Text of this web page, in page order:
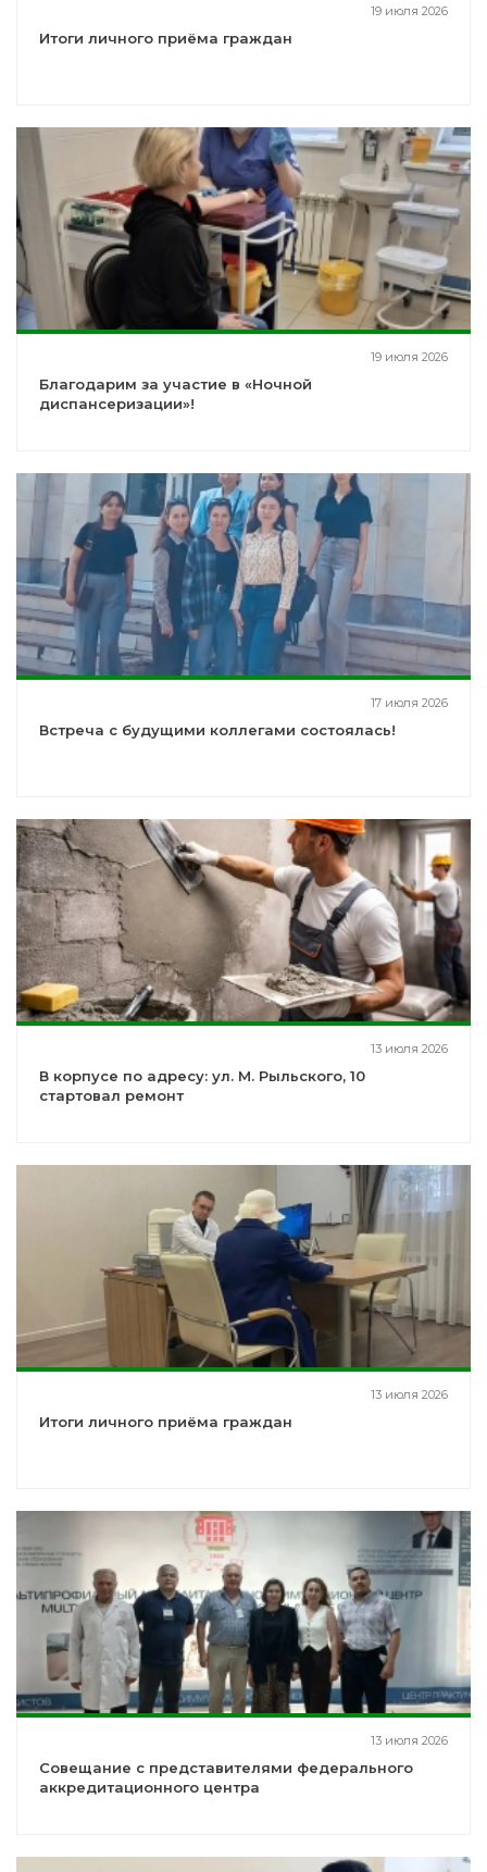
19 июля 2026
Итоги личного приёма граждан
19 июля 2026
Благодарим за участие в «Ночной
диспансеризации»!
17 июля 2026
Встреча с будущими коллегами состоялась!
13 июля 2026
В корпусе по адресу: ул. М. Рыльского, 10
стартовал ремонт
13 июля 2026
Итоги личного приёма граждан
13 июля 2026
Совещание с представителями федерального
аккредитационного центра